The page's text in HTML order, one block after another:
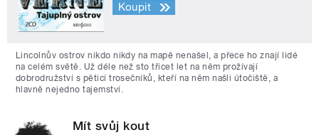
Koupit
Lincolnův ostrov nikdo nikdy na mapě nenašel, a přece ho znají lidé
na celém světě. Už déle než sto třicet let na něm prožívají
dobrodružství s pěticí trosečníků, kteří na něm našli útočiště, a
hlavně nejedno tajemství.
Mít svůj kout